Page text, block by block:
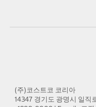
(주)코스트코 코리아
14347 경기도 광명시 일직